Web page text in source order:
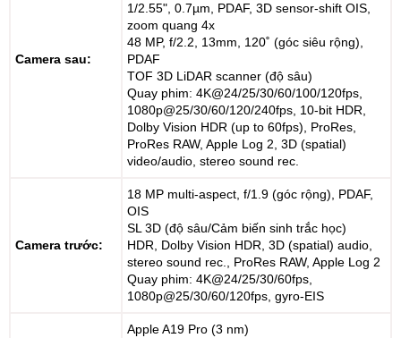
Camera sau:
1/2.55", 0.7µm, PDAF, 3D sensor‑shift OIS,
zoom quang 4x
48 MP, f/2.2, 13mm, 120˚ (góc siêu rộng),
PDAF
TOF 3D LiDAR scanner (độ sâu)
Quay phim: 4K@24/25/30/60/100/120fps,
1080p@25/30/60/120/240fps, 10-bit HDR,
Dolby Vision HDR (up to 60fps), ProRes,
ProRes RAW, Apple Log 2, 3D (spatial)
video/audio, stereo sound rec.
Camera trước:
18 MP multi-aspect, f/1.9 (góc rộng), PDAF,
OIS
SL 3D (độ sâu/Cảm biến sinh trắc học)
HDR, Dolby Vision HDR, 3D (spatial) audio,
stereo sound rec., ProRes RAW, Apple Log 2
Quay phim: 4K@24/25/30/60fps,
1080p@25/30/60/120fps, gyro-EIS
Apple A19 Pro (3 nm)